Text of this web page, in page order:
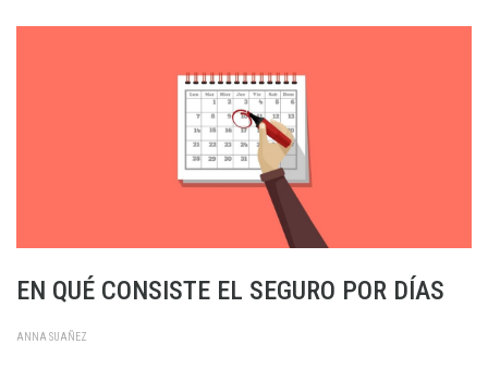
EN QUÉ CONSISTE EL SEGURO POR DÍAS
ANNA SUAÑEZ